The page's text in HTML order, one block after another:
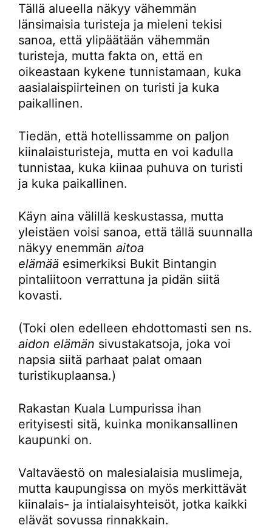
Tällä alueella näkyy vähemmän
länsimaisia turisteja ja mieleni tekisi
sanoa, että ylipäätään vähemmän
turisteja, mutta fakta on, että en
oikeastaan kykene tunnistamaan, kuka
aasialaispiirteinen on turisti ja kuka
paikallinen.
Tiedän, että hotellissamme on paljon
kiinalaisturisteja, mutta en voi kadulla
tunnistaa, kuka kiinaa puhuva on turisti
ja kuka paikallinen.
Käyn aina välillä keskustassa, mutta
yleistäen voisi sanoa, että tällä suunnalla
näkyy enemmän aitoa
elämää esimerkiksi Bukit Bintangin
pintaliitoon verrattuna ja pidän siitä
kovasti.
(Toki olen edelleen ehdottomasti sen ns.
aidon elämän sivustakatsoja, joka voi
napsia siitä parhaat palat omaan
turistikuplaansa.)
Rakastan Kuala Lumpurissa ihan
erityisesti sitä, kuinka monikansallinen
kaupunki on.
Valtaväestö on malesialaisia muslimeja,
mutta kaupungissa on myös merkittävät
kiinalais- ja intialaisyhteisöt, jotka kaikki
elävät sovussa rinnakkain.